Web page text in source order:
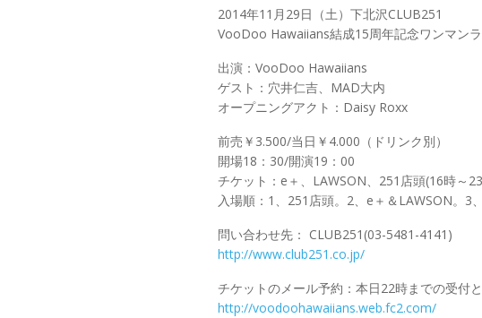
2014年11月29日（土）下北沢CLUB251
VooDoo Hawaiians結成15周年記念ワンマン
出演：VooDoo Hawaiians
ゲスト：穴井仁吉、MAD大内
オープニングアクト：Daisy Roxx
前売￥3.500/当日￥4.000（ドリンク別）
開場18：30/開演19：00
チケット：e＋、LAWSON、251店頭(16時～
入場順：1、251店頭。2、e＋＆LAWSON。3
問い合わせ先： CLUB251(03-5481-4141)
http://www.club251.co.jp/
チケットのメール予約：本日22時までの受付と
http://voodoohawaiians.web.fc2.com/